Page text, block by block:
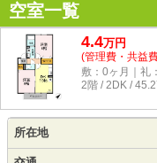
空室一覧
4.4万円
(管理費・共益
敷：0ヶ月｜礼
2階 / 2DK /
所在地